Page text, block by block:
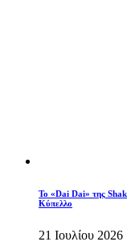
To «Dai Dai» της
Κύπελλο
21 Ιουλίου 2026